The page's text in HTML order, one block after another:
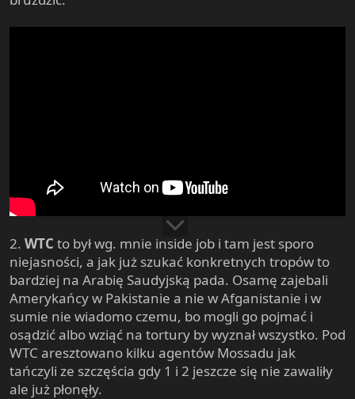
2. WTC to był wg. mnie inside job i tam jest sporo
niejasności, a jak już szukać konkretnych tropów to
bardziej na Arabię Saudyjską pada. Osamę zajebali
Amerykańcy w Pakistanie a nie w Afganistanie i w
sumie nie wiadomo czemu, bo mogli go pojmać i
osądzić albo wziąć na tortury by wyznał wszystko. Pod
WTC aresztowano kilku agentów Mossadu jak
tańczyli ze szczęścia gdy 1 i 2 jeszcze się nie zawaliły
ale już płonęły.